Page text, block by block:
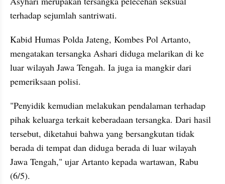
terhadap sejumlah santriwati.
Kabid Humas Polda Jateng, Kombes Pol Artanto,
mengatakan tersangka Ashari diduga melarikan di ke
luar wilayah Jawa Tengah. Ia juga ia mangkir dari
pemeriksaan polisi.
"Penyidik kemudian melakukan pendalaman terhadap
pihak keluarga terkait keberadaan tersangka. Dari hasil
tersebut, diketahui bahwa yang bersangkutan tidak
berada di tempat dan diduga berada di luar wilayah
Jawa Tengah," ujar Artanto kepada wartawan, Rabu
(6/5).